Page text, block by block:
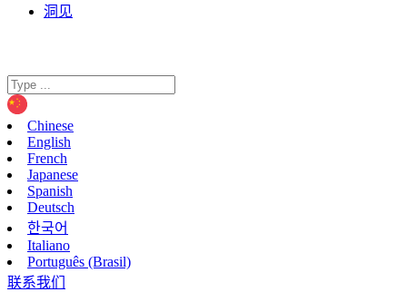
洞见
Chinese
English
French
Japanese
Spanish
Deutsch
한국어
Italiano
Português (Brasil)
联系我们